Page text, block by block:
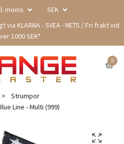
moms
SEK
KLARNA - SVEA - NETS / Fri frakt vid
1000 SEK*
0
Strumpor
Line - Multi (999)